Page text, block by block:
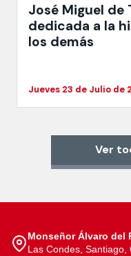
José Miguel de
dedicada a la
los demás
Jueves 23 de Julio de
Ver
Monseñor Álvaro del
Las Condes, Santiago,